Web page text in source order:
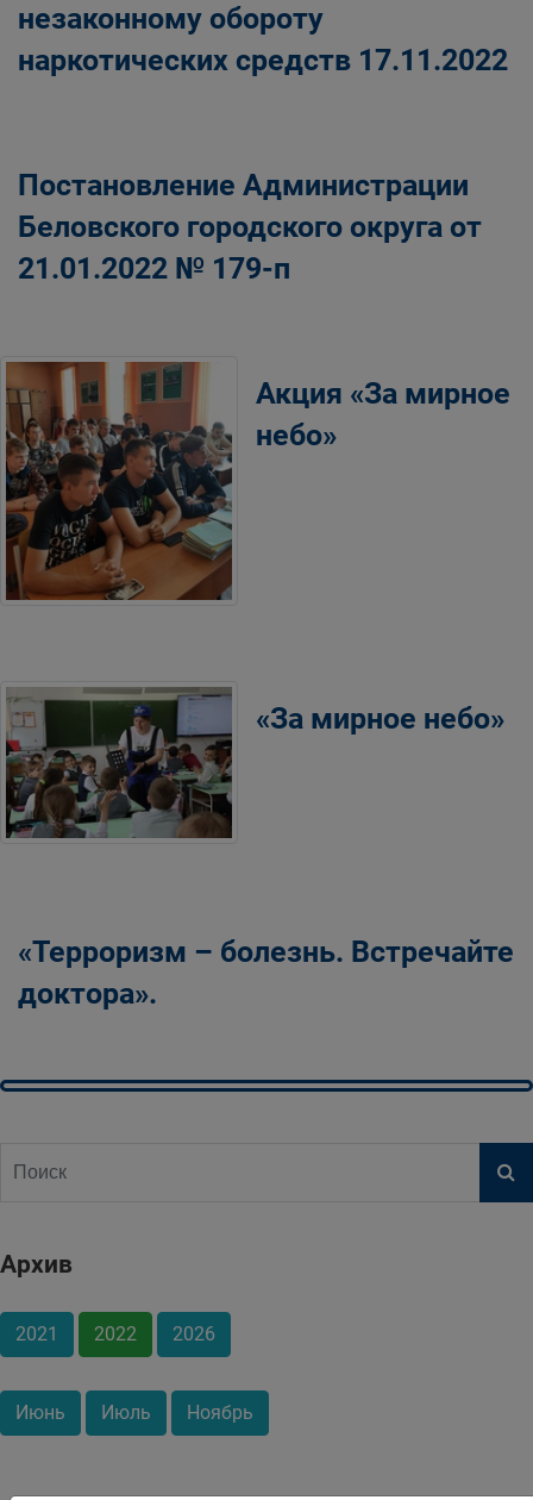
незаконному обороту
наркотических средств 17.11.2022
Постановление Администрации
Беловского городского округа от
21.01.2022 № 179-п
Акция «За мирное
небо»
«За мирное небо»
«Терроризм – болезнь. Встречайте
доктора».
Архив
2021 2022 2026
Июнь Июль Ноябрь